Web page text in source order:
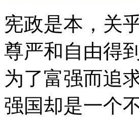
宪政是本，关
尊严和自由得
为了富强而追
强国却是一个